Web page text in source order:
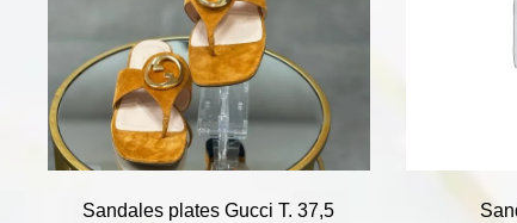
Sandales plates Gucci T. 37,5